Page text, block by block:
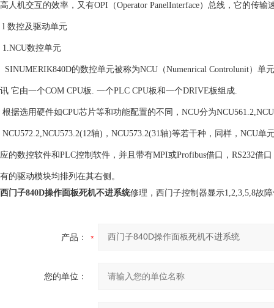
高人机交互的效率，又有OPI（Operator PanelInterface）总线，它的传输
l 数控及驱动单元
1.NCU数控单元
SINUMERIK840D的数控单元被称为NCU（Numenrical Controlunit）
讯 它由一个COM CPU板. 一个PLC CPU板和一个DRIVE板组成.
根据选用硬件如CPU芯片等和功能配置的不同，NCU分为
NCU572.2,NCU573.2(12轴)，NCU573.2(31轴)等若干种，同样，NCU
应的数控软件和PLC控制软件，并且带有MPI或Profibus借口，RS232借
有的驱动模块均排列在其右侧。
西门子840D操作面板死机不进系统修理，西门子控制器显示1,2,3,5,8故
产品：
您的单位：